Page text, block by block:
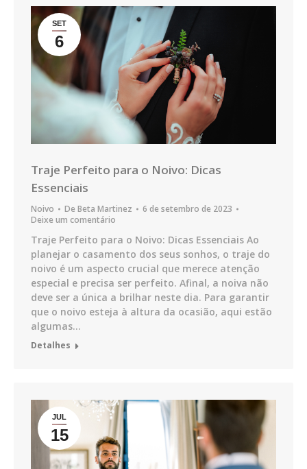
SET
6
Traje Perfeito para o Noivo: Dicas
Essenciais
Noivo De Beta Martinez
6 de setembro de 2023
Deixe um comentário
Traje Perfeito para o Noivo: Dicas Essenciais Ao
planejar o casamento dos seus sonhos, o traje do
noivo é um aspecto crucial que merece atenção
especial e precisa ser perfeito. Afinal, a noiva não
deve ser a única a brilhar neste dia. Para garantir
que o noivo esteja à altura da ocasião, aqui estão
algumas…
Detalhes
JUL
15